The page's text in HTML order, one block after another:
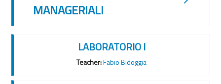
MANAGERIALI
LABORATORIO I
Teacher:Fabio Bidoggia